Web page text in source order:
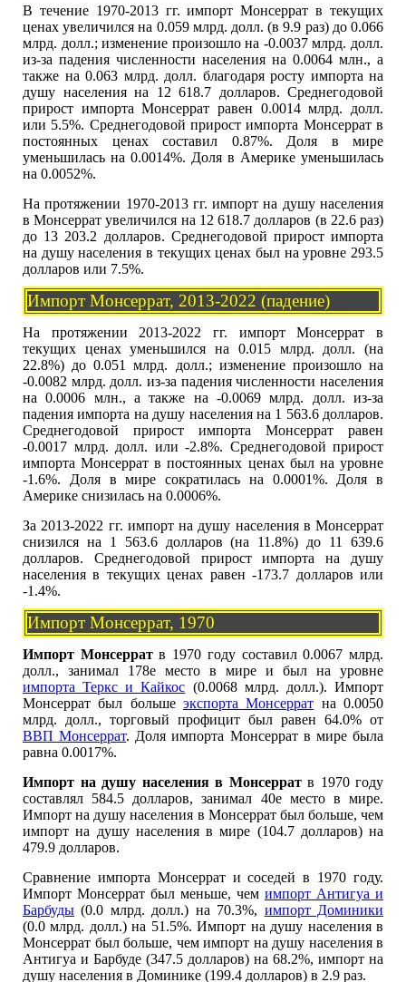
В течение 1970-2013 гг. импорт Монсеррат в текущих
ценах увеличился на 0.059 млрд. долл. (в 9.9 раз) до 0.066
млрд. долл.; изменение произошло на -0.0037 млрд. долл.
из-за падения численности населения на 0.0064 млн., а
также на 0.063 млрд. долл. благодаря росту импорта на
душу населения на 12 618.7 долларов. Среднегодовой
прирост импорта Монсеррат равен 0.0014 млрд. долл.
или 5.5%. Среднегодовой прирост импорта Монсеррат в
постоянных ценах составил 0.87%. Доля в мире
уменьшилась на 0.0014%. Доля в Америке уменьшилась
на 0.0052%.
На протяжении 1970-2013 гг. импорт на душу населения
в Монсеррат увеличился на 12 618.7 долларов (в 22.6 раз)
до 13 203.2 долларов. Среднегодовой прирост импорта
на душу населения в текущих ценах был на уровне 293.5
долларов или 7.5%.
Импорт Монсеррат, 2013-2022 (падение)
На протяжении 2013-2022 гг. импорт Монсеррат в
текущих ценах уменьшился на 0.015 млрд. долл. (на
22.8%) до 0.051 млрд. долл.; изменение произошло на
-0.0082 млрд. долл. из-за падения численности населения
на 0.0006 млн., а также на -0.0069 млрд. долл. из-за
падения импорта на душу населения на 1 563.6 долларов.
Среднегодовой прирост импорта Монсеррат равен
-0.0017 млрд. долл. или -2.8%. Среднегодовой прирост
импорта Монсеррат в постоянных ценах был на уровне
-1.6%. Доля в мире сократилась на 0.0001%. Доля в
Америке снизилась на 0.0006%.
За 2013-2022 гг. импорт на душу населения в Монсеррат
снизился на 1 563.6 долларов (на 11.8%) до 11 639.6
долларов. Среднегодовой прирост импорта на душу
населения в текущих ценах равен -173.7 долларов или
-1.4%.
Импорт Монсеррат, 1970
Импорт Монсерратв 1970 году составил 0.0067 млрд.
долл., занимал 178е место в мире и был на уровне
импорта Теркс и Кайкос (0.0068 млрд. долл.). Импорт
Монсеррат был больше экспорта Монсеррат на 0.0050
млрд. долл., торговый профицит был равен 64.0% от
ВВП Монсеррат. Доля импорта Монсеррат в мире была
равна 0.0017%.
Импорт на душу населения в Монсерратв 1970 году
составлял 584.5 долларов, занимал 40е место в мире.
Импорт на душу населения в Монсеррат был больше, чем
импорт на душу населения в мире (104.7 долларов) на
479.9 долларов.
Сравнение импорта Монсеррат и соседей в 1970 году.
Импорт Монсеррат был меньше, чем импорт Антигуа и
Барбуды (0.0 млрд. долл.) на 70.3%, импорт Доминики
(0.0 млрд. долл.) на 51.5%. Импорт на душу населения в
Монсеррат был больше, чем импорт на душу населения в
Антигуа и Барбуде (347.5 долларов) на 68.2%, импорт на
душу населения в Доминике (199.4 долларов) в 2.9 раз.